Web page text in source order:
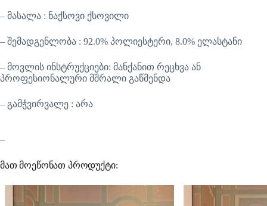
– მასალა : ნაქსოვი ქსოვილი
– შემადგენლობა : 92.0% პოლიესტერი, 8.0% ელასტანი
– მოვლის ინსტრუქციები: მანქანით რეცხვა ან
პროფესიონალური მშრალი გაწმენდა
– გამჭვირვალე : არა
–
მათ მოეწონათ პროდუქტი: